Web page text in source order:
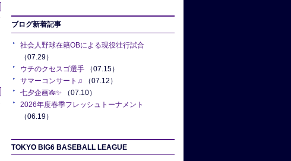
ブログ新着記事
社会人野球在籍OBによる現役壮行試合
（07.29）
ウチのクセスゴ選手 （07.15）
サマーコンサート♫ （07.12）
七夕企画🎋✨ （07.10）
2026年度春季フレッシュトーナメント
（06.19）
TOKYO BIG6 BASEBALL LEAGUE